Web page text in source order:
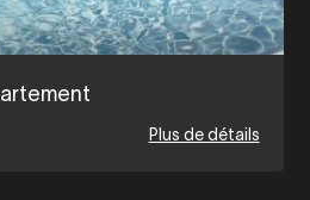
Plus de détails